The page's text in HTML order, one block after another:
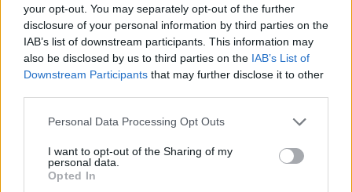
your opt-out. You may separately opt-out of the further
disclosure of your personal information by third parties on the
IAB’s list of downstream participants. This information may
also be disclosed by us to third parties on the IAB’s List of
Downstream Participants that may further disclose it to other
Personal Data Processing Opt Outs
I want to opt-out of the Sharing of my
personal data.
Opted In
López - Rafael Vargas Rodríguez - Francisco Miranda Lara
- Sixto Luque Rodríguez - Rafael López Navas - Juan
Manuel Ruiz Casas - Juan Francisco Garrido Anguita
Cruz de la Orden del Mérito de la Guardia Civil con